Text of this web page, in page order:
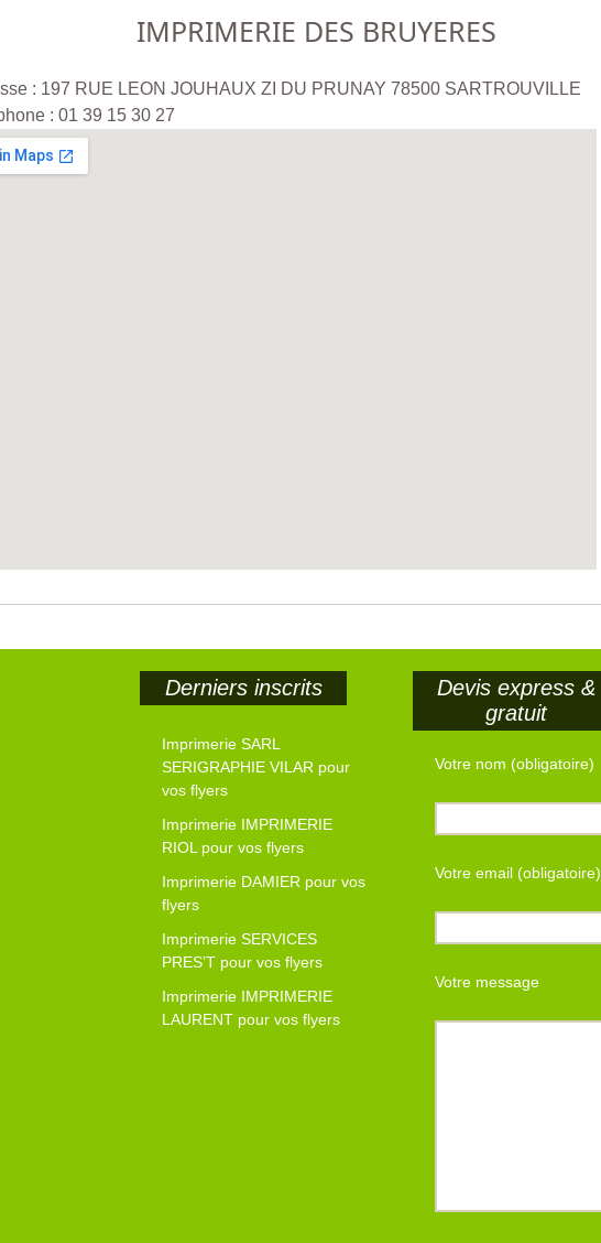
IMPRIMERIE DES BRUYERES
: 197 RUE LEON JOUHAUX ZI DU PRUNAY 78500 SARTROUVILLE
: 01 39 15 30 27
Derniers inscrits
Imprimerie SARL
SERIGRAPHIE VILAR pour
vos flyers
Imprimerie IMPRIMERIE
RIOL pour vos flyers
Imprimerie DAMIER pour vos
flyers
Imprimerie SERVICES
PRES’T pour vos flyers
Imprimerie IMPRIMERIE
LAURENT pour vos flyers
Devis express &
gratuit
Votre nom (obligatoire)
Votre email (obligatoire)
Votre message